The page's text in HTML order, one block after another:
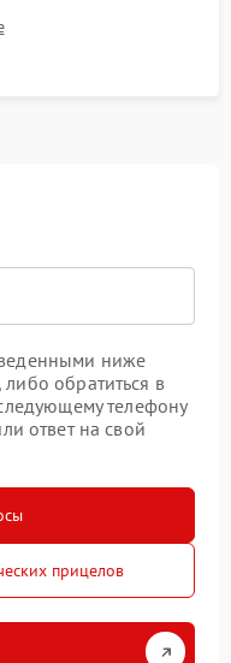
испытание прицела на
к отдаче и
ниже
обратиться в
телефону
ответ на свой
прицелов